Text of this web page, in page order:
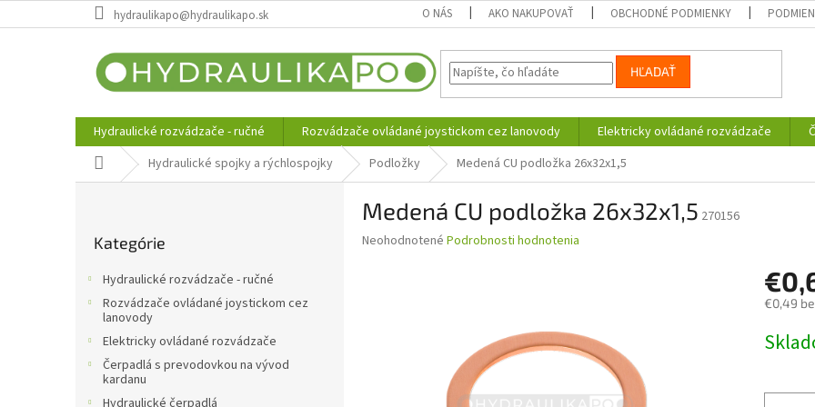
na
hydraulikapo@hydraulikapo.sk O NÁS AKO NAKUPOVAŤ OBCHODNÉ PODMIENKY
HĽADAŤ
Hydraulické rozvádzače - ručné Rozvádzače ovládané joystickom cez lanovody Elektricky ovládané rozvádzače
DomovHydraulické spojky a rýchlospojky Podložky Medená CU podložka 26x32x1,5
kategórie
Kategórie
Hydraulické rozvádzače - ručné
Rozvádzače ovládané joystickom cez
lanovody
Elektricky ovládané rozvádzače
Čerpadlá s prevodovkou na vývod
kardanu
Hydraulické čerpadlá
Medená CU podložka 26x32x1,5 270156
Priemerné
Neohodnotené Podrobnosti hodnotenia
€0,49
cena: